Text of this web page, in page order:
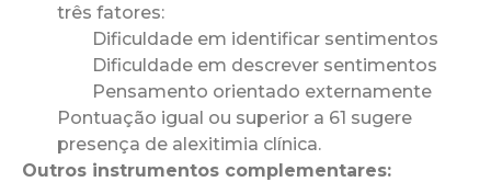
três fatores:
Dificuldade em identificar sentimentos
Dificuldade em descrever sentimentos
Pensamento orientado externamente
Pontuação igual ou superior a 61 sugere
presença de alexitimia clínica.
Outros instrumentos complementares: